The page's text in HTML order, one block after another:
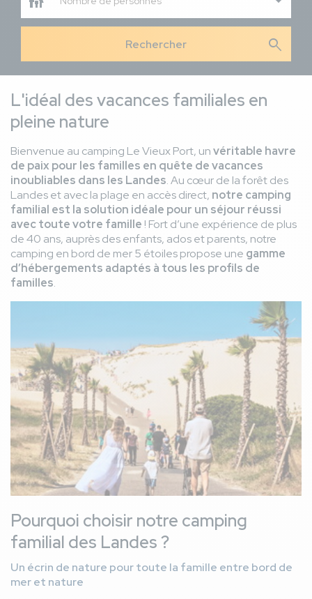
search
L'idéal des vacances familiales en
pleine nature
Bienvenue au camping Le Vieux Port, unvéritable havre
de paix pour les familles en quête de vacances
inoubliables dans les Landes. Au cœur de la forêt des
Landes et avec la plage en accès direct, notre camping
familial est la solution idéale pour un séjour réussi
avec toute votre famille ! Fort d’une expérience de plus
de 40 ans, auprès des enfants, ados et parents, notre
camping en bord de mer 5 étoiles propose une gamme
d’hébergements adaptés à tous les profils de
familles.
Pourquoi choisir notre camping
familial des Landes ?
Un écrin de nature pour toute la famille entre bord de
mer et nature